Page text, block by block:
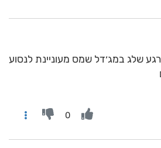
שלג במג׳דל שמס מעוניינת לנסוע
0